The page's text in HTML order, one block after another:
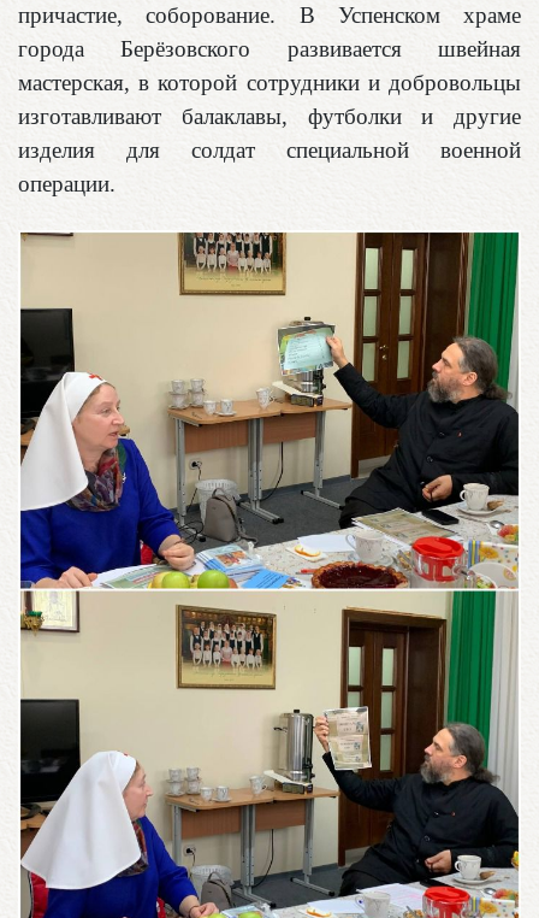
причастие, соборование. В Успенском храме
города Берёзовского развивается швейная
мастерская, в которой сотрудники и добровольцы
изготавливают балаклавы, футболки и другие
изделия для солдат специальной военной
операции.